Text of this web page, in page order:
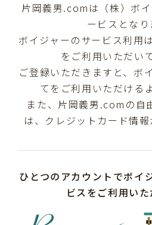
片岡義男.comは（株）ボ
ービスとなり
ボイジャーのサービス利用
をご利用いただい
ご登録いただきますと、ボ
てをご利用いただける
また、片岡義男.comの自
は、クレジットカード情報
ひとつのアカウントでボイ
ビスをご利用いた